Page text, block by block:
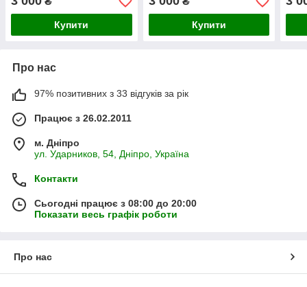
Купити Купити
Про нас
97% позитивних з 33 відгуків за рік
Працює з 26.02.2011
м. Дніпро
ул. Ударников, 54, Дніпро, Україна
Контакти
Сьогодні працює з 08:00 до 20:00
Показати весь графік роботи
Про нас